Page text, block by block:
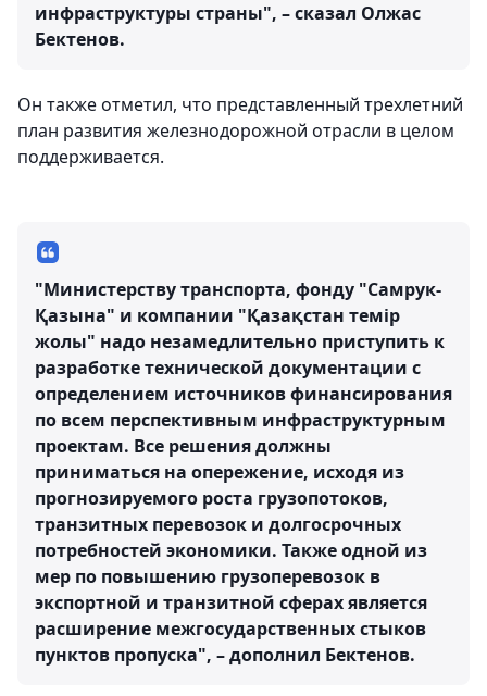
инфраструктуры страны", – сказал Олжас
Бектенов.
Он также отметил, что представленный трехлетний
план развития железнодорожной отрасли в целом
поддерживается.
"Министерству транспорта, фонду "Самрук-
Қазына" и компании "Қазақстан темір
жолы" надо незамедлительно приступить к
разработке технической документации с
определением источников финансирования
по всем перспективным инфраструктурным
проектам. Все решения должны
приниматься на опережение, исходя из
прогнозируемого роста грузопотоков,
транзитных перевозок и долгосрочных
потребностей экономики. Также одной из
мер по повышению грузоперевозок в
экспортной и транзитной сферах является
расширение межгосударственных стыков
пунктов пропуска", – дополнил Бектенов.